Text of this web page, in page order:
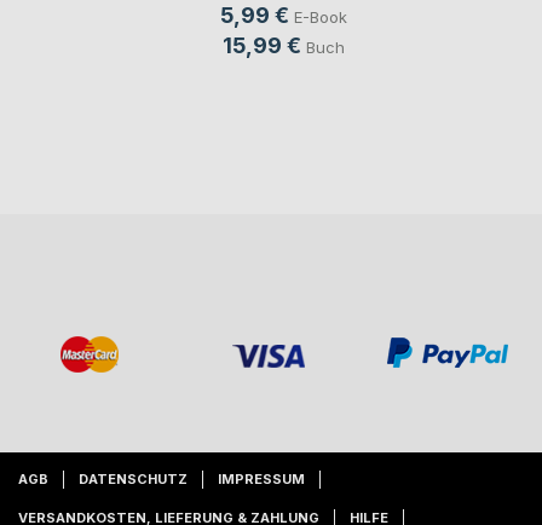
5,99 € E-Book
15,99 € Buch
AGB DATENSCHUTZ IMPRESSUM
VERSANDKOSTEN, LIEFERUNG & ZAHLUNG HILFE